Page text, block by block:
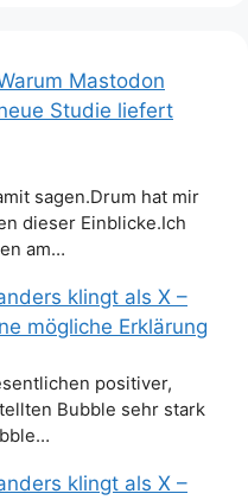
Mastodon
Studie liefert
sagen.Drum hat mir
dieser Einblicke.Ich
am…
klingt als X –
mögliche Erklärung
positiver,
Bubble sehr stark
klingt als X –